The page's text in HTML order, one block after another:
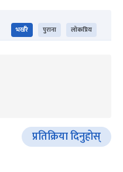
भर्खरै पुराना लोकप्रिय
प्रतिक्रिया दिनुहोस्